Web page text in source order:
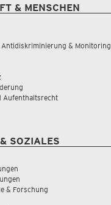
& MENSCHEN
Antidiskriminierung & Monitoring
Aufenthaltsrecht
SOZIALES
& Forschung